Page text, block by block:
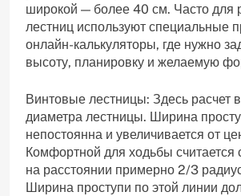
широкой — более 40 см. Часто для
лестниц используют специальные
онлайн-калькуляторы, где нужно
высоту, планировку и желаемую
Винтовые лестницы: Здесь расчет
диаметра лестницы. Ширина
непостоянна и увеличивается от
Комфортной для ходьбы считается
на расстоянии примерно 2/3
Ширина проступи по этой линии